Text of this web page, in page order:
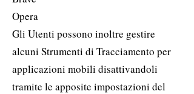
Opera
Gli Utenti possono inoltre gestire
alcuni Strumenti di Tracciamento per
applicazioni mobili disattivandoli
tramite le apposite impostazioni del